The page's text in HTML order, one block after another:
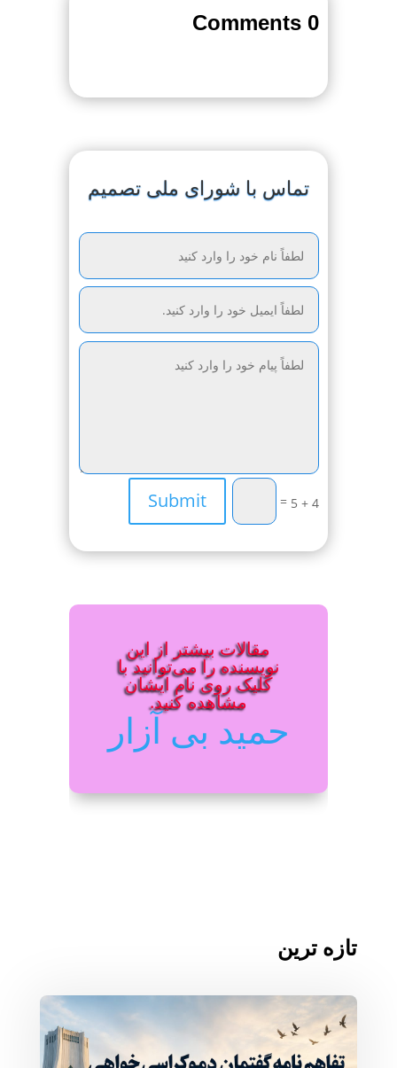
0 Comments
تماس با شورای ملی تصمیم
4 + 5
=
Submit
مقالات بیشتر از این
نویسنده را می‌توانید با
کلیک روی نام ایشان
مشاهده کنید.
حمید بی آزار
تازه ترین